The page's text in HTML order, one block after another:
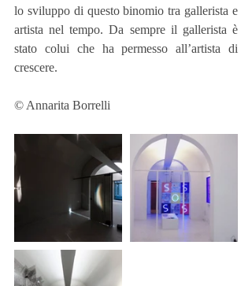
lo sviluppo di questo binomio tra gallerista e
artista nel tempo. Da sempre il gallerista è
stato colui che ha permesso all’artista di
crescere.
© Annarita Borrelli